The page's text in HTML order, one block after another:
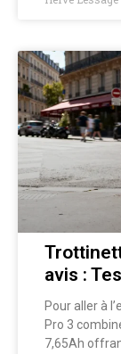
avis :
Pour aller à
Pro 3
7,65Ah